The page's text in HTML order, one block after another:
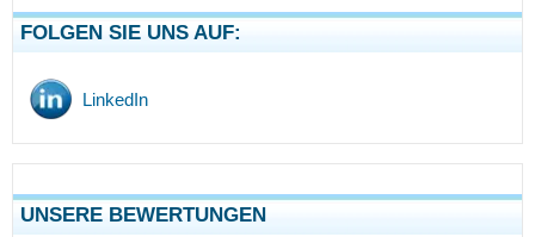
FOLGEN SIE UNS AUF:
LinkedIn
UNSERE BEWERTUNGEN